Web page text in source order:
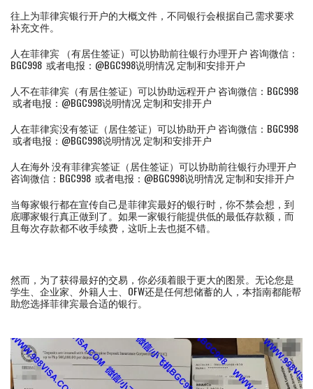
往上为菲律宾银行开户的大概文件，不同银行会根据自己需求要求
补充文件。
人在菲律宾 （有居住签证）可以协助前往银行办理开户 咨询微信：
BGC998 或者电报：@BGC998说明情况 定制和安排开户
人不在菲律宾（有居住签证）可以协助远程开户 咨询微信：BGC998
或者电报：@BGC998说明情况 定制和安排开户
人在菲律宾没有签证（居住签证）可以协助开户 咨询微信：BGC998
或者电报：@BGC998说明情况 定制和安排开户
人在海外 没有菲律宾签证（居住签证）可以协助前往银行办理开户
咨询微信：BGC998 或者电报：@BGC998说明情况 定制和安排开户
当每家银行都在宣传自己是菲律宾最好的银行时，你不禁会想，到
底哪家银行真正做到了。如果一家银行能提供低的最低存款额，而
且每次存款都不收手续费，这听上去也挺不错。
然而，为了获得最好的交易，你必须着眼于更大的图景。无论您是
学生、企业家、外籍人士、OFW还是任何想储蓄的人，本指南都能帮
助您选择菲律宾最合适的银行。